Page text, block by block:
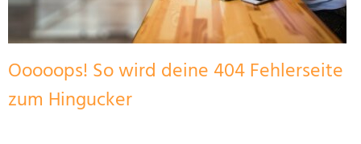
Ooooops! So wird deine 404 Fehlerseite
zum Hingucker